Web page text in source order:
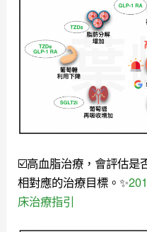
☑️高血脂治療，會評估是
相對應的治療目標。✨
床治療指引